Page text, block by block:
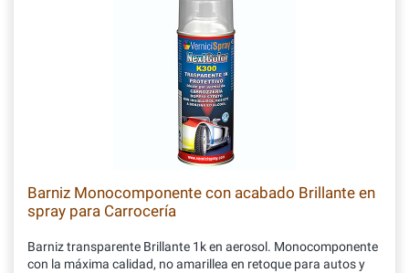
Barniz Monocomponente con acabado Brillante en
spray para Carrocería
Barniz transparente Brillante 1k en aerosol. Monocomponente
con la máxima calidad, no amarillea en retoque para autos y